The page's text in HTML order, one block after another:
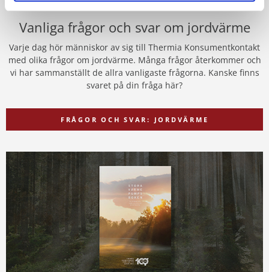
Vanliga frågor och svar om jordvärme
Varje dag hör människor av sig till Thermia Konsumentkontakt
med olika frågor om jordvärme. Många frågor återkommer och
vi har sammanställt de allra vanligaste frågorna. Kanske finns
svaret på din fråga här?
FRÅGOR OCH SVAR: JORDVÄRME